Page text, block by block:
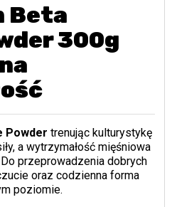
Beta
300g
Powder trenując kulturystykę
a wytrzymałość mięśniowa
przeprowadzenia dobrych
oraz codzienna forma
poziomie.